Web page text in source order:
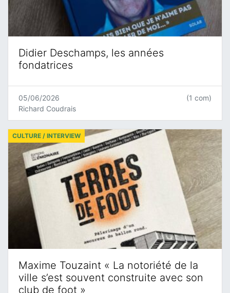
Didier Deschamps, les années
fondatrices
05/06/2026
Richard Coudrais
(1 com)
Maxime Touzaint « La notoriété de la
ville s’est souvent construite avec son
club de foot »
CULTURE / INTERVIEW